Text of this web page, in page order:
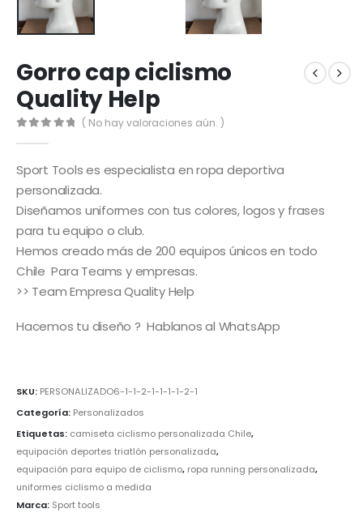
Gorro cap ciclismo
Quality Help
( No hay valoraciones aún. )
Sport Tools es especialista en ropa deportiva
personalizada.
Diseñamos uniformes con tus colores, logos y frases
para tu equipo o club.
Hemos creado más de 200 equipos únicos en todo
Chile Para Teams y empresas.
>> Team Empresa Quality Help
Hacemos tu diseño ? Hablanos al WhatsApp
SKU: PERSONALIZADO6-1-1-2-1-1-1-1-2-1
Categoría: Personalizados
Etiquetas: camiseta ciclismo personalizada Chile,
equipación deportes triatlón personalizada,
equipación para equipo de ciclismo, ropa running personalizada,
uniformes ciclismo a medida
Marca: Sport tools